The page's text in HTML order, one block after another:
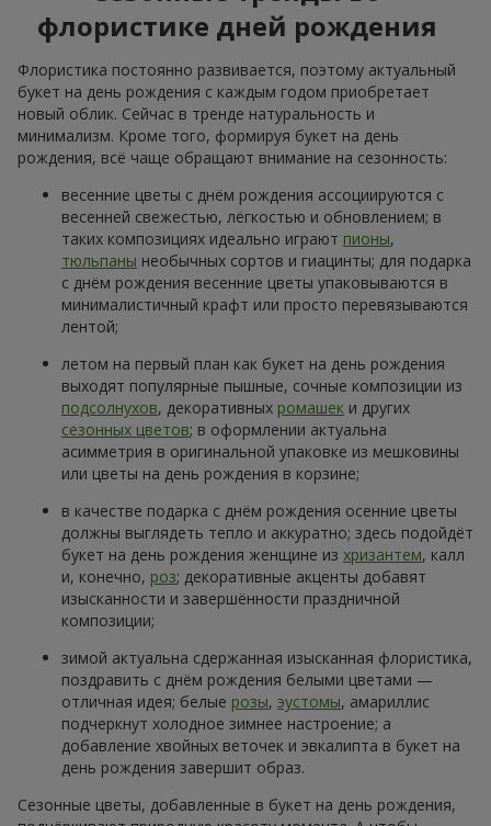
101 красная и белая роза
6 332 грн
101 разноцветная роза
9 691 грн
301 красная роза
30 398 грн
Заказать
60 907 грн
Заказать